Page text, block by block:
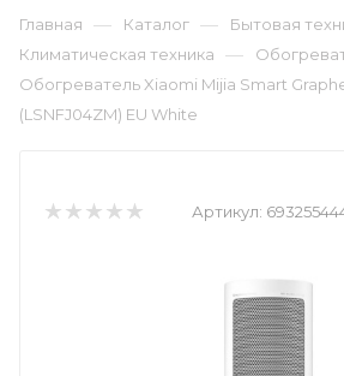
Главная — Каталог — Бытовая
Климатическая техника —
Обогреватель Xiaomi Mijia Smart
(LSNFJ04ZM) EU White
Артикул: